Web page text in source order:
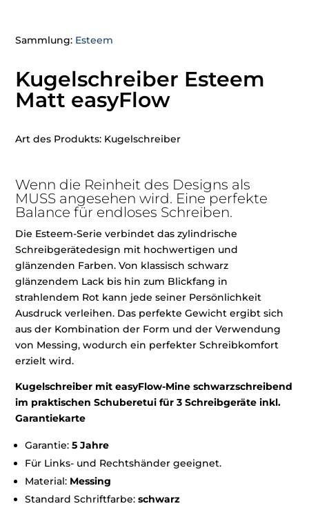
Sammlung: Esteem
Kugelschreiber Esteem
Matt easyFlow
Art des Produkts: Kugelschreiber
Wenn die Reinheit des Designs als
MUSS angesehen wird. Eine perfekte
Balance für endloses Schreiben.
Die Esteem-Serie verbindet das zylindrische
Schreibgerätedesign mit hochwertigen und
glänzenden Farben. Von klassisch schwarz
glänzendem Lack bis hin zum Blickfang in
strahlendem Rot kann jede seiner Persönlichkeit
Ausdruck verleihen. Das perfekte Gewicht ergibt sich
aus der Kombination der Form und der Verwendung
von Messing, wodurch ein perfekter Schreibkomfort
erzielt wird.
Kugelschreiber mit easyFlow-Mine schwarzschreibend
im praktischen Schuberetui für 3 Schreibgeräte inkl.
Garantiekarte
Garantie:5 Jahre
Für Links- und Rechtshänder geeignet.
Material: Messing
Standard Schriftfarbe:schwarz